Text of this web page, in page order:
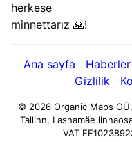
herkese
minnettarız 🙏!
Ana sayfa Haberler
Gizlilik
© 2026 Organic Maps
Tallinn, Lasnamäe
VAT